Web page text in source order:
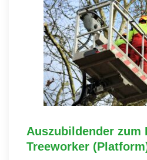
Auszubildender zum
Treeworker